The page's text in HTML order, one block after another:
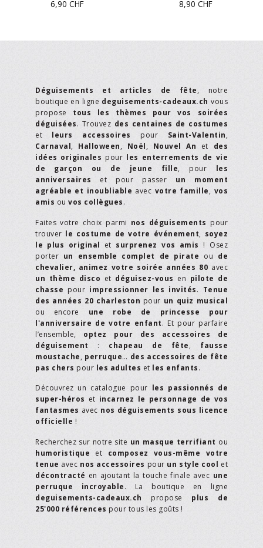
6,90 CHF 8,90 CHF
Déguisements et articles de fête, notre
boutique en ligne deguisements-cadeaux.ch vous
propose tous les thèmes pour vos soirées
déguisées. Trouvez des centaines de costumes
et leurs accessoires pour Saint-Valentin,
Carnaval, Halloween, Noël, Nouvel An et des
idées originales pour les enterrements de vie
de garçon ou de jeune fille, pour les
anniversaires et pour passer un moment
agréable et inoubliable avec votre famille, vos
amis ou vos collègues.
Faites votre choix parmi nos déguisements pour
trouver le costume de votre événement, soyez
le plus original et surprenez vos amis ! Osez
porter un ensemble complet de pirate ou de
chevalier, animez votre soirée années 80 avec
un thème disco et déguisez-vous en pilote de
chasse pour impressionner les invités. Tenue
des années 20 charleston pour un quiz musical
ou encore une robe de princesse pour
l'anniversaire de votre enfant. Et pour parfaire
l’ensemble, optez pour des accessoires de
déguisement : chapeau de fête, fausse
moustache, perruque… des accessoires de fête
pas chers pour les adultes et les enfants.
Découvrez un catalogue pour les passionnés de
super-héros et incarnez le personnage de vos
fantasmes avec nos déguisements sous licence
officielle !
Recherchez sur notre site un masque terrifiant ou
humoristique et composez vous-même votre
tenue avec nos accessoires pour un style cool et
décontracté en ajoutant la touche finale avec une
perruque incroyable. La boutique en ligne
deguisements-cadeaux.ch propose plus de
25'000 références pour tous les goûts !